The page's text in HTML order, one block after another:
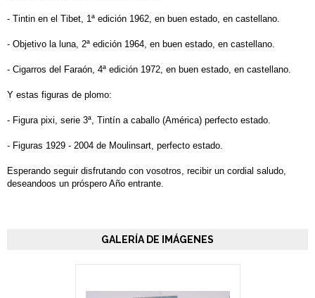
- Tintin en el Tibet, 1ª edición 1962, en buen estado, en castellano.
- Objetivo la luna, 2ª edición 1964, en buen estado, en castellano.
- Cigarros del Faraón, 4ª edición 1972, en buen estado, en castellano.
Y estas figuras de plomo:
- Figura pixi, serie 3ª, Tintín a caballo (América) perfecto estado.
- Figuras 1929 - 2004 de Moulinsart, perfecto estado.
Esperando seguir disfrutando con vosotros, recibir un cordial saludo,
deseandoos un próspero Año entrante.
GALERÍA DE IMÁGENES